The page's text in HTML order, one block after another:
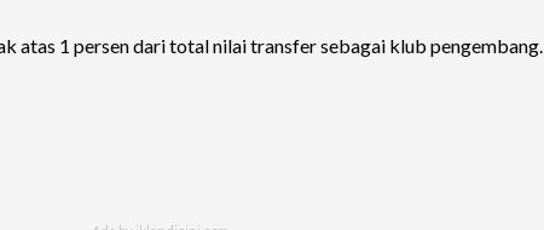
atas 1 persen dari total nilai transfer sebagai klub pengembang.